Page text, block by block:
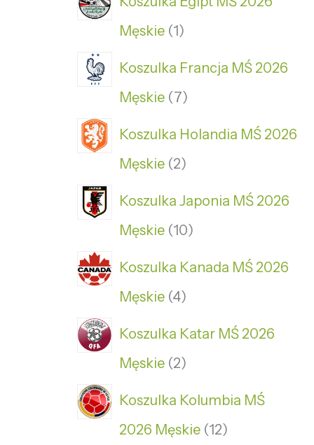
Męskie 1
Koszulka Francja MŚ 2026
Męskie 7
Koszulka Holandia MŚ 2026
Męskie 2
Koszulka Japonia MŚ 2026
Męskie 10
Koszulka Kanada MŚ 2026
Męskie 4
Koszulka Katar MŚ 2026
Męskie 2
Koszulka Kolumbia MŚ
2026 Męskie 12